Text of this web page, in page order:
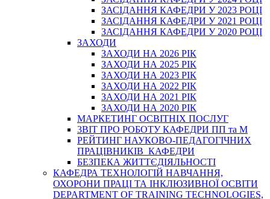
ЗАСІДАННЯ КАФЕДРИ У 2023 РОЦІ
ЗАСІДАННЯ КАФЕДРИ У 2021 РОЦІ
ЗАСІДАННЯ КАФЕДРИ У 2020 РОЦІ
ЗАХОДИ
ЗАХОДИ НА 2026 РІК
ЗАХОДИ НА 2025 РІК
ЗАХОДИ НА 2023 РІК
ЗАХОДИ НА 2022 РІК
ЗАХОДИ НА 2021 РІК
ЗАХОДИ НА 2020 РІК
МАРКЕТИНГ ОСВІТНІХ ПОСЛУГ
3BIT ПРО РОБОТУ КАФЕДРИ ПП та М
РЕЙТИНГ НАУКОВО-ПЕДАГОГІЧНИХ
ПРАЦІВНИКІВ КАФЕДРИ
БЕЗПЕКА ЖИТТЄДІЯЛЬНОСТІ
КАФЕДРА ТЕХНОЛОГІЙ НАВЧАННЯ,
ОХОРОНИ ПРАЦІ ТА ІНКЛЮЗИВНОЇ ОСВІТИ
DEPARTMENT OF TRAINING TECHNOLOGIES,